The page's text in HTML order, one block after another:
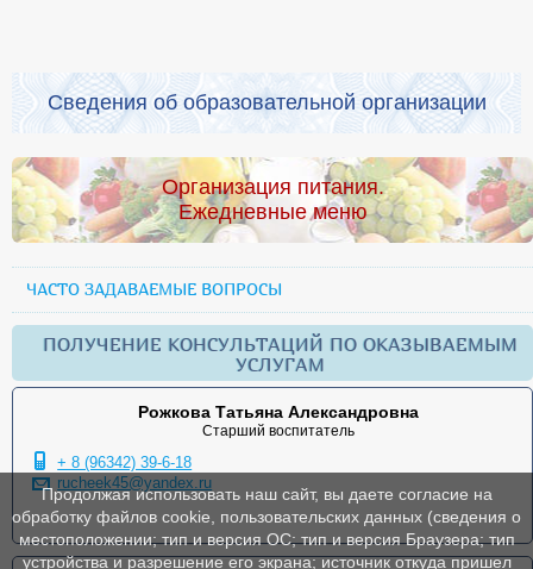
Сведения об образовательной организации
Организация питания.
Ежедневные меню
ЧАСТО ЗАДАВАЕМЫЕ ВОПРОСЫ
ПОЛУЧЕНИЕ КОНСУЛЬТАЦИЙ ПО ОКАЗЫВАЕМЫМ
УСЛУГАМ
Рожкова Татьяна Александровна
Старший воспитатель
+ 8 (96342) 39-6-18
rucheek45@yandex.ru
Продолжая использовать наш сайт, вы даете согласие на
обработку файлов cookie, пользовательских данных (сведения о
местоположении; тип и версия ОС; тип и версия Браузера; тип
устройства и разрешение его экрана; источник откуда пришел